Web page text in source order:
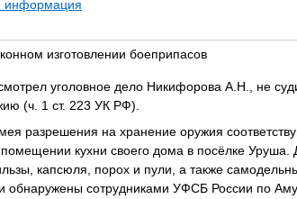
информация
изготовлении боеприпасов
уголовное дело Никифорова А.Н., не
(ч. 1 ст. 223 УК РФ).
разрешения на хранение оружия
кухни своего дома в посёлке Уруша.
капсюля, порох и пули, а также
сотрудниками УФСБ России по